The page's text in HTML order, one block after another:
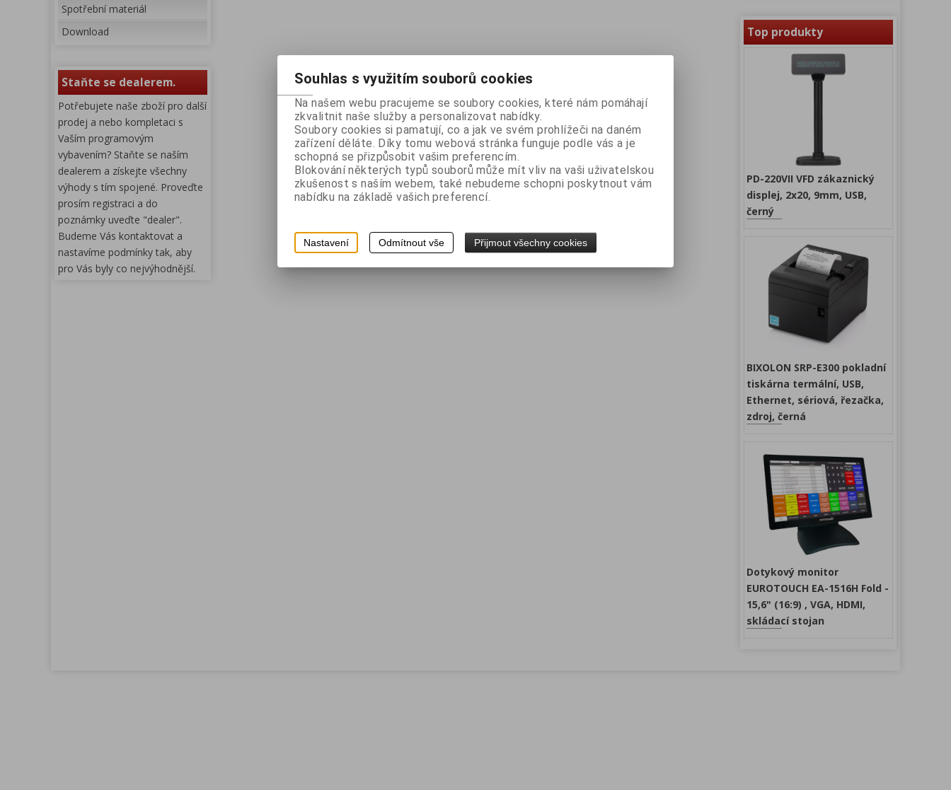
Spotřební materiál
Download
Staňte se dealerem.
Potřebujete naše zboží pro další
prodej a nebo kompletaci s
Vaším programovým
vybavením? Staňte se naším
dealerem a získejte všechny
výhody s tím spojené. Proveďte
prosím registraci a do
poznámky uveďte "dealer".
Budeme Vás kontaktovat a
nastavíme podmínky tak, aby
pro Vás byly co nejvýhodnější.
Top produkty
PD-220VII VFD zákaznický
displej, 2x20, 9mm, USB,
černý
BIXOLON SRP-E300 pokladní
tiskárna termální, USB,
Ethernet, sériová, řezačka,
zdroj, černá
Dotykový monitor
EUROTOUCH EA-1516H Fold -
15,6" (16:9) , VGA, HDMI,
skládací stojan
Souhlas s využitím souborů cookies
Na našem webu pracujeme se soubory cookies, které nám pomáhají
zkvalitnit naše služby a personalizovat nabídky.
Soubory cookies si pamatují, co a jak ve svém prohlížeči na daném
zařízení děláte. Díky tomu webová stránka funguje podle vás a je
schopná se přizpůsobit vašim preferencím.
Blokování některých typů souborů může mít vliv na vaši uživatelskou
zkušenost s naším webem, také nebudeme schopni poskytnout vám
nabídku na základě vašich preferencí.
Nastavení Odmítnout vše Přijmout všechny cookies